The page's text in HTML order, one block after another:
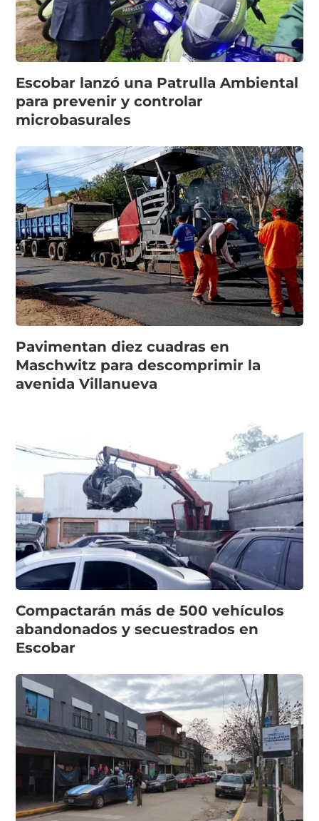
Escobar lanzó una Patrulla Ambiental
para prevenir y controlar
microbasurales
Pavimentan diez cuadras en
Maschwitz para descomprimir la
avenida Villanueva
Compactarán más de 500 vehículos
abandonados y secuestrados en
Escobar